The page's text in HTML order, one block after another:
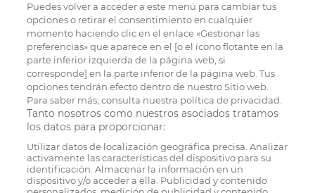
Puedes volver a acceder a este menú para cambiar tus
opciones o retirar el consentimiento en cualquier
momento haciendo clic en el enlace «Gestionar las
preferencias» que aparece en el [o el ícono flotante en la
parte inferior izquierda de la página web, si
corresponde] en la parte inferior de la página web. Tus
opciones tendrán efecto dentro de nuestro Sitio web.
Para saber más, consulta nuestra política de privacidad.
Tanto nosotros como nuestros asociados tratamos
los datos para proporcionar:
Utilizar datos de localización geográfica precisa. Analizar
activamente las características del dispositivo para su
identificación. Almacenar la información en un
dispositivo y/o acceder a ella. Publicidad y contenido